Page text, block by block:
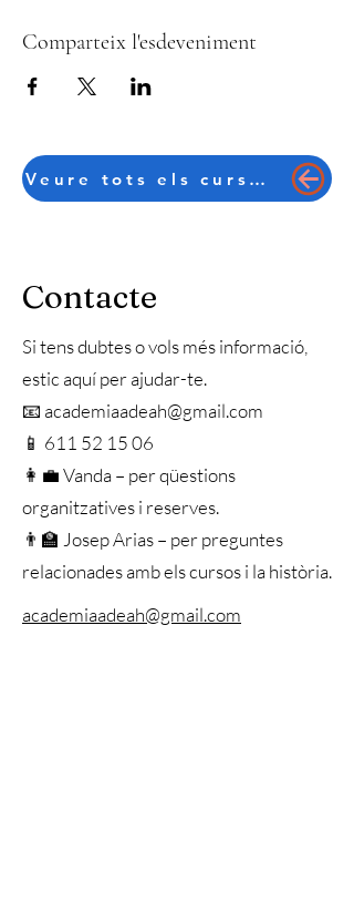
Comparteix l'esdeveniment
Veure tots els cursos en català
Contacte
Si tens dubtes o vols més informació,
estic aquí per ajudar-te.
📧 academiaadeah@gmail.com
📱 611 52 15 06
👩‍💼 Vanda – per qüestions
organitzatives i reserves.
👨‍🏫 Josep Arias – per preguntes
relacionades amb els cursos i la història.
academiaadeah@gmail.com